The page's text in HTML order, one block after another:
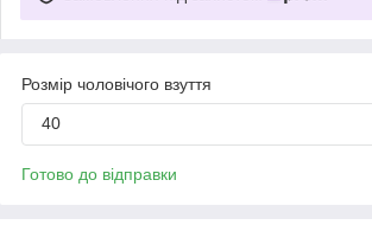
Розмір чоловічого взуття
40
Готово до відправки